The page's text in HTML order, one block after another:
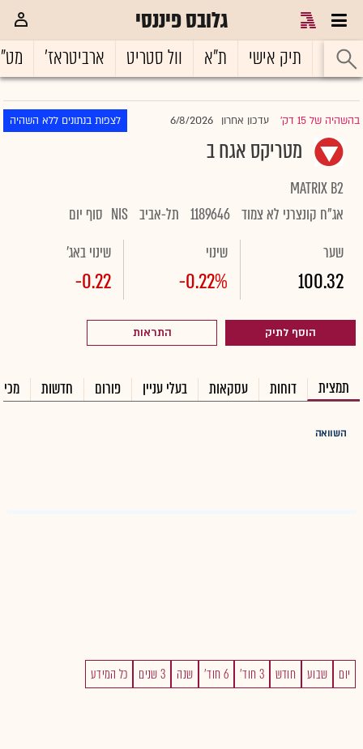
גלובס פיננסי
ראשי תיק אישי ת"א וול סטריט ארביטראז'
בהשהיה של 15 דק' |עדכון אחרון 6/8/2026 לצפות בנתונים ללא השהיה
מטריקס אגח ב
MATRIX B2
אג"ח קונצרני לא צמוד 1189646 תל-אביב NIS סוף יום
שער
100.32
שינוי
-0.22%
שינוי באג'
-0.22
הוסף לתיק התראות
תמצית דוחות עסקאות בעלי עניין פורום חדשות
השוואה
יום שבוע חודש 3 חוד' 6 חוד' שנה 3 שנים כל המידע